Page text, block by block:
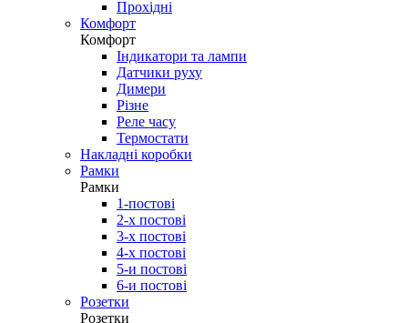
Прохідні
Комфорт
Комфорт
Індикатори та лампи
Датчики руху
Димери
Різне
Реле часу
Термостати
Накладні коробки
Рамки
Рамки
1-постові
2-х постові
3-х постові
4-х постові
5-и постові
6-и постові
Розетки
Розетки